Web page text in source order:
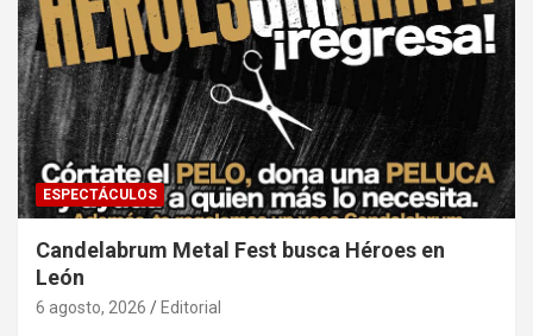
ESPECTÁCULOS
Candelabrum Metal Fest busca Héroes en
León
6 agosto, 2026 Editorial